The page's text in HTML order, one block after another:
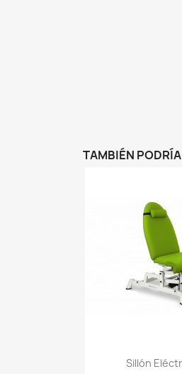
TAMBIÉN
Vista
Sillón